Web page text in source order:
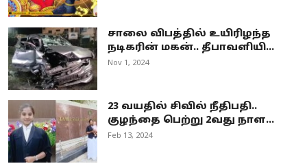
சாலை விபத்தில் உயிரிழந்த
நடிகரின் மகன்.. தீபாவளியி...
Nov 1, 2024
23 வயதில் சிவில் நீதிபதி..
குழந்தை பெற்று 2வது நாள...
Feb 13, 2024